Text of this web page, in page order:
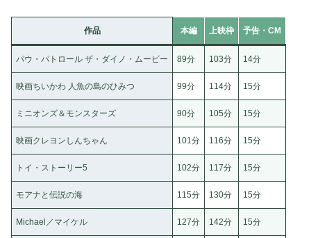
作品 本編 上映枠 予告・CM
パウ・パトロール ザ・ダイノ・ムービー 89分 103分 14分
映画ちいかわ 人魚の島のひみつ 99分 114分 15分
ミニオンズ＆モンスターズ 90分 105分 15分
映画クレヨンしんちゃん 101分 116分 15分
トイ・ストーリー5 102分 117分 15分
モアナと伝説の海 115分 130分 15分
Michael／マイケル 127分 142分 15分